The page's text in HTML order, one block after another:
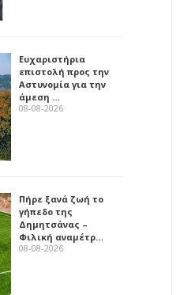
Ευχαριστήρια
επιστολή προς την
Αστυνομία για την
άμεση …
08-08-2026
Πήρε ξανά ζωή το
γήπεδο της
Δημητσάνας –
Φιλική αναμέτρ…
08-08-2026